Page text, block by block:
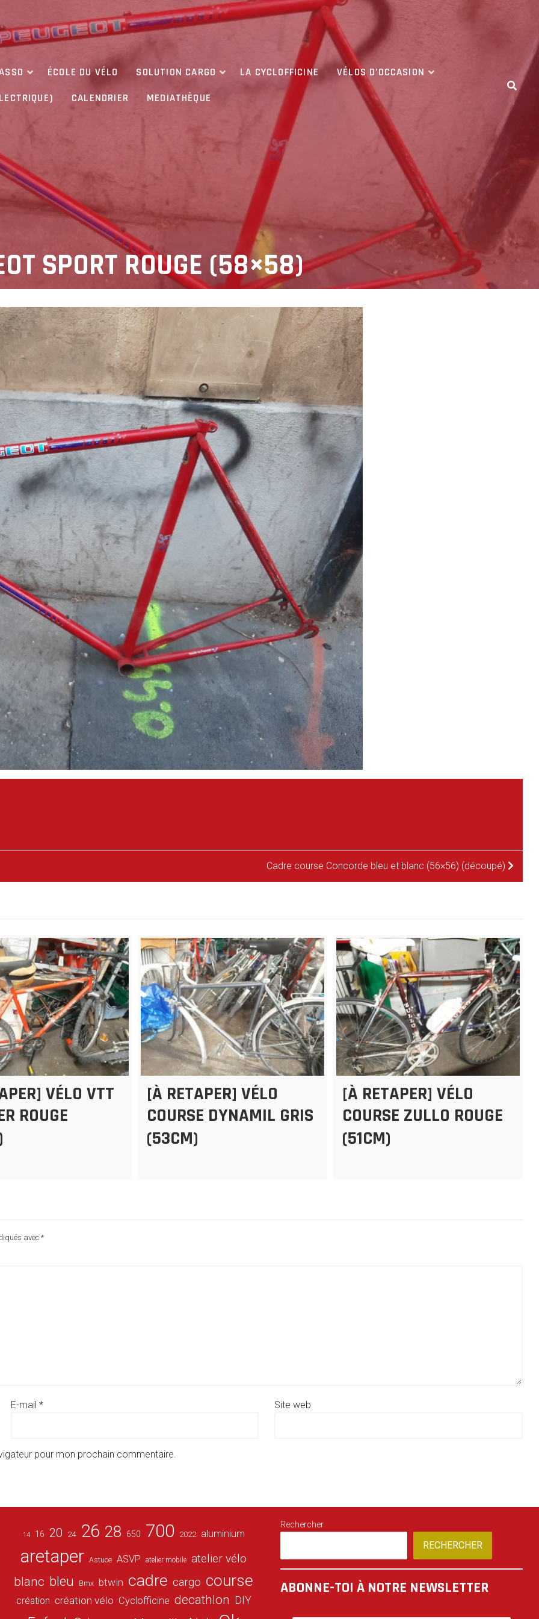
ÉCOLE DU VÉLO SOLUTION CARGO LA CYCLOFFICINE
VÉLOS D’OCCASION
CALENDRIER MEDIATHÈQUE
SPORT ROUGE (58×58)
Cadre course Concorde bleu et blanc (56×56) (découpé)
VÉLO VTT
ROUGE
[À RETAPER] VÉLO
COURSE DYNAMIL GRIS
(53CM)
[À RETAPER] VÉLO
COURSE ZULLO ROUGE
(51CM)
avec *
E-mail * Site web
pour mon prochain commentaire.
14 16 20 24 26 28 650 700 2022 aluminium
aretaper Astuce ASVP atelier mobile atelier vélo
blanc bleu Bmx btwin cadre cargo course
création création vélo Cyclofficine decathlon DIY
Rechercher
RECHERCHER
ABONNE-TOI À NOTRE NEWSLETTER